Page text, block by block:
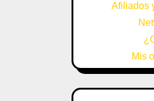
Afiliados
Mis